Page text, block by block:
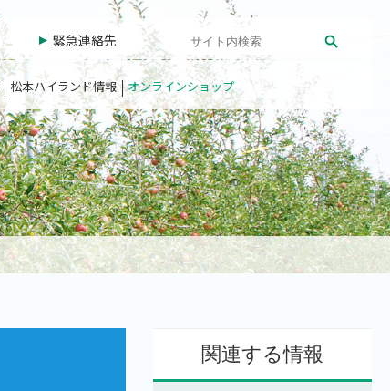
緊急連絡先
松本ハイランド情報 オンラインショップ
関連する情報